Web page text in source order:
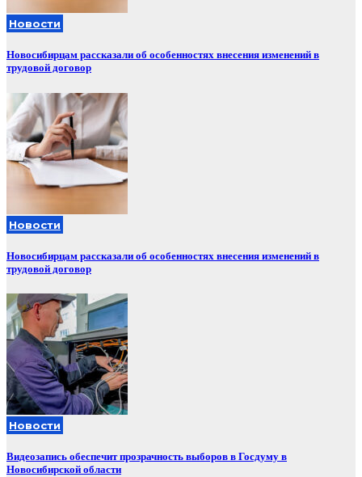
Новости
Новосибирцам рассказали об особенностях внесения изменений в
трудовой договор
Новости
Новосибирцам рассказали об особенностях внесения изменений в
трудовой договор
Новости
Видеозапись обеспечит прозрачность выборов в Госдуму в
Новосибирской области